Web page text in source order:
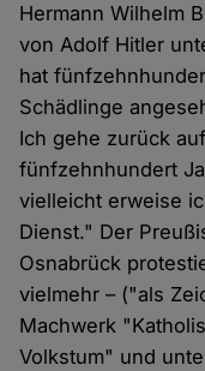
Hermann Wilhelm
von Adolf Hitler
hat
Schädlinge
Ich gehe zurück
fünfzehnhundert
vielleicht erweise
Dienst." Der
Osnabrück
vielmehr – ("als
Machwerk
Volkstum" und